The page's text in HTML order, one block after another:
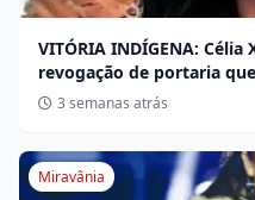
VITÓRIA INDÍGENA:
revogação de portaria
não indígena
3 semanas atrás
Miravânia